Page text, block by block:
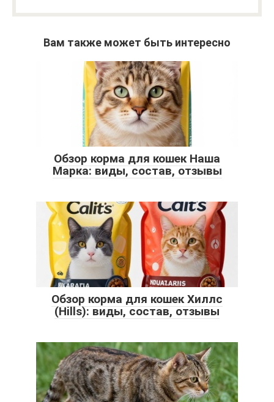
Вам также может быть интересно
Обзор корма для кошек Наша
Марка: виды, состав, отзывы
Обзор корма для кошек Хиллс
(Hills): виды, состав, отзывы